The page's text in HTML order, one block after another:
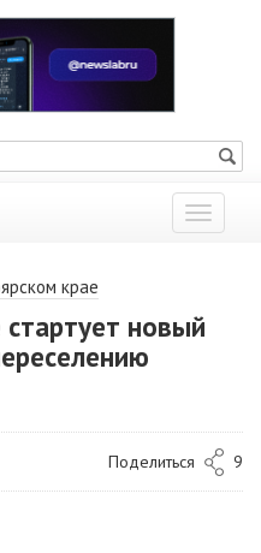
Показать
меню
крае
новый
Поделиться 9